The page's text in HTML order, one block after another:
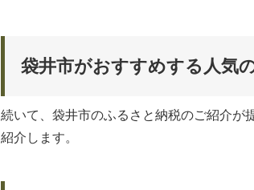
袋井市がおすすめする人気
続いて、袋井市のふるさと納税のご紹介が
紹介します。